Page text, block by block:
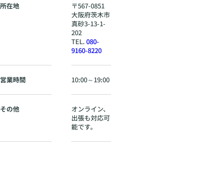
所在地 〒567-0851
大阪府茨木市
真砂3-13-1-
202
TEL. 080-
9160-8220
営業時間 10:00～19:00
その他
オンライン、
出張も対応可
能です。